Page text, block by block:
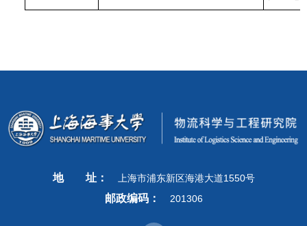
地 址： 上海市浦东新区海港大道1550号
邮政编码： 201306